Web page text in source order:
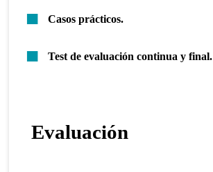
Casos prácticos.
Test de evaluación continua y final.
Evaluación